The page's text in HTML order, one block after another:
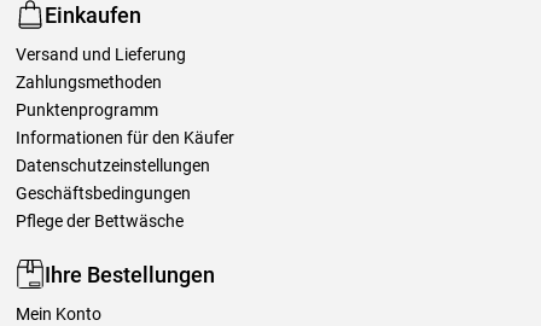
Einkaufen
Versand und Lieferung
Zahlungsmethoden
Punktenprogramm
Informationen für den Käufer
Datenschutzeinstellungen
Geschäftsbedingungen
Pflege der Bettwäsche
Ihre Bestellungen
Mein Konto